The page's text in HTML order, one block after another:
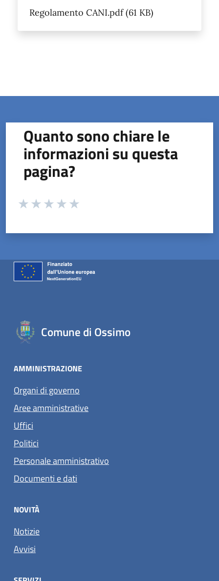
Regolamento CANI.pdf (61 KB)
Quanto sono chiare le
informazioni su questa
pagina?
Valuta da 1 a 5 stelle la pagina
Comune di Ossimo
AMMINISTRAZIONE
Organi di governo
Aree amministrative
Uffici
Politici
Personale amministrativo
Documenti e dati
NOVITÀ
Notizie
Avvisi